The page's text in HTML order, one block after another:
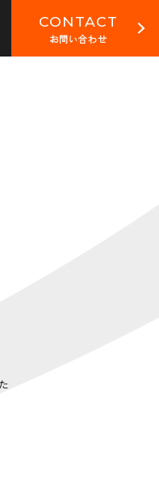
CONTACT
お問い合わせ